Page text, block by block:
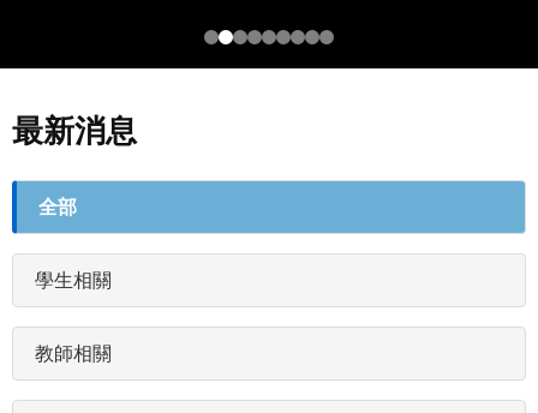
最新消息
最
消
(field_newstags)
全部
學生相關
教師相關